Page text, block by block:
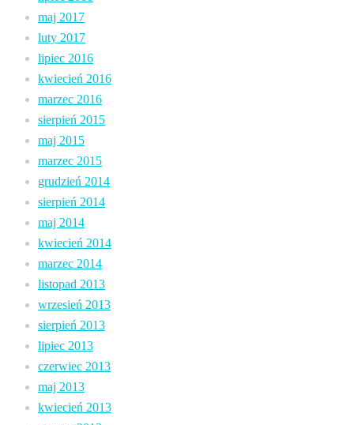
maj 2017
luty 2017
lipiec 2016
kwiecień 2016
marzec 2016
sierpień 2015
maj 2015
marzec 2015
grudzień 2014
sierpień 2014
maj 2014
kwiecień 2014
marzec 2014
listopad 2013
wrzesień 2013
sierpień 2013
lipiec 2013
czerwiec 2013
maj 2013
kwiecień 2013